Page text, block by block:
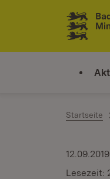
Zum Inhalt
Link zur
Startseite
12.09.2019
Lesezeit: